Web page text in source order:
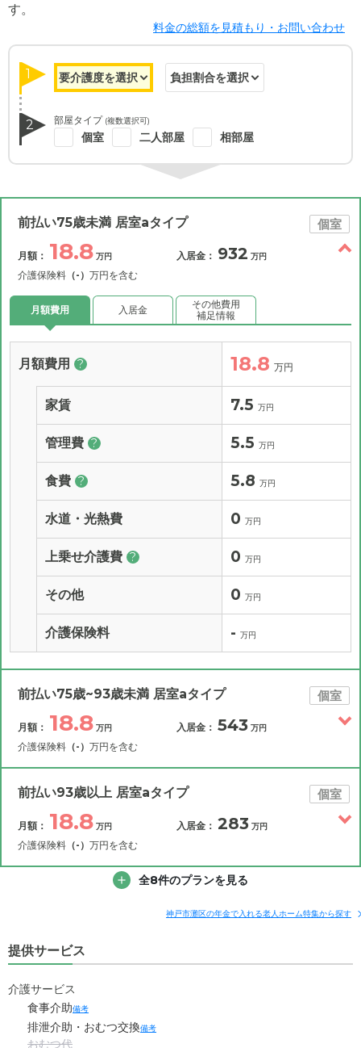
す。
料金の総額を見積もり・お問い合わせ
1
2 部屋タイプ (複数選択可)
個室 二人部屋 相部屋
前払い75歳未満 居室aタイプ 個室
月額： 18.8 万円
介護保険料 （-） 万円を含む
入居金： 932 万円
月額費用 入居金
その他費用
補足情報
月額費用 ? 18.8 万円
家賃 7.5 万円
管理費 ? 5.5 万円
食費 ? 5.8 万円
水道・光熱費 0 万円
上乗せ介護費 ? 0 万円
その他 0 万円
介護保険料 - 万円
前払い75歳~93歳未満 居室aタイプ 個室
月額： 18.8 万円
介護保険料 （-） 万円を含む
入居金： 543 万円
月額費用 18.8
7.5
5.5 万円
食費 ?
水道・光熱費
上乗せ介護費 ?
前払い93歳以上 居室aタイプ 個室
月額： 18.8 万円
介護保険料 （-） 万円を含む
入居金： 283 万円
入居金
その他費用
補足情報
管理費
全8件のプランを見る
神戸市灘区の年金で入れる老人ホーム特集から探す
提供サービス
介護サービス
食事介助備考
排泄介助・おむつ交換備考
おむつ代